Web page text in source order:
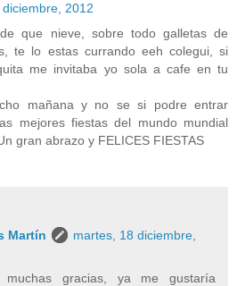
2012
que nieve, sobre todo galletas de
te lo estas currando eeh colegui, si
me invitaba yo sola a cafe en tu
mañana y no se si podre entrar
mejores fiestas del mundo mundial
gran abrazo y FELICES FIESTAS
Martín
martes, 18 diciembre,
muchas gracias, ya me gustaría